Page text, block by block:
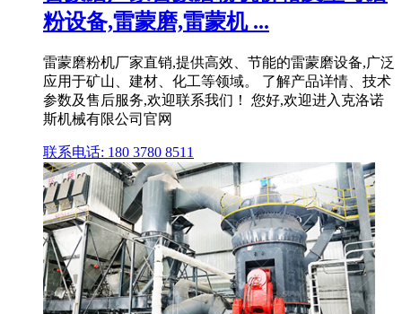
粉设备,雷蒙磨,雷蒙机 ...
雷蒙磨粉机厂家直销,提供高效、节能的雷蒙磨设备,广泛
应用于矿山、建材、化工等领域。 了解产品详情、技术
参数及售后服务,欢迎联系我们！ 您好,欢迎进入克洛诺
斯机械有限公司官网
联系电话: 180 3780 8511